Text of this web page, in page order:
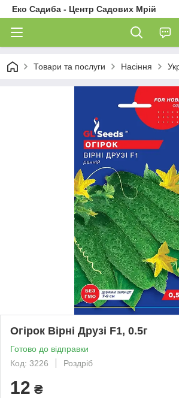
Еко Садиба - Центр Садових Мрій
Товари та послуги Насіння
Огірок Вірні Друзі F1, 0.5г
Готово до відправки
Код: 3226
Роздріб
12 ₴